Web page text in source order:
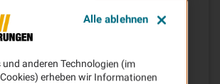
bis zu30% sparen
und anderen Technologien (im
erheben wir Informationen
Alle ablehnen